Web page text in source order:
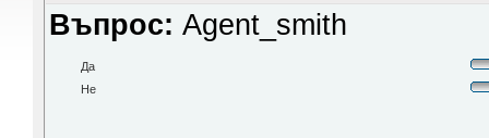
Въпрос:Agent_smith
Да
Не